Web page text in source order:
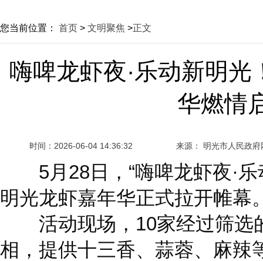
您当前位置： 首页 > 文明聚焦 >正文
嗨啤龙虾夜·乐动新明
华燃情
时间： 2026-06-04 14:36:32 来源： 明光市人民政府
5月28日，“嗨啤龙虾夜·乐
明光龙虾嘉年华正式拉开帷幕
活动现场，10家经过筛选
相，提供十三香、蒜蓉、麻辣